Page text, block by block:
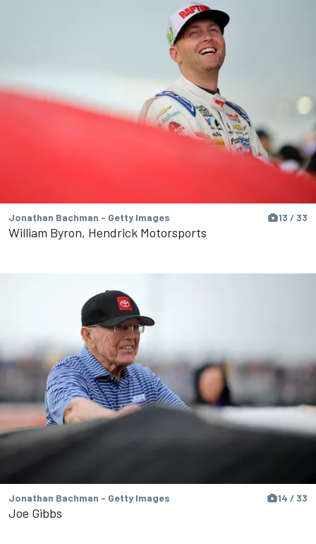
Jonathan Bachman - Getty Images 13 / 33
William Byron, Hendrick Motorsports
Jonathan Bachman - Getty Images 14 / 33
Joe Gibbs